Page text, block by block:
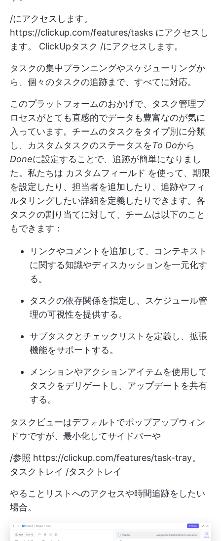
/にアクセスします。
https://clickup.com/features/tasks にアクセスし
ます。 ClickUpタスク /にアクセスします。
タスクの集中プランニングやスケジューリングか
ら、個々のタスクの追跡まで、すべてに対応。
このプラットフォームのおかげで、タスク管理プ
ロセスがとても直感的でデータも豊富なのが気に
入っています。チームのタスクをタイプ別に分類
し、カスタムタスクのステータスをTo Doから
Doneに設定することで、追跡が簡単になりまし
た。私たちは カスタムフィールド を使って、期限
を設定したり、担当者を追加したり、追跡やフィ
ルタリングしたい詳細を定義したりできます。各
タスクの割り当てに対して、チームは以下のこと
もできます：
リンクやコメントを追加して、コンテキスト
に関する知識やディスカッションを一元化す
る。
タスクの依存関係を指定し、スケジュール管
理の可視性を提供する。
サブタスクとチェックリストを定義し、拡張
機能をサポートする。
メンションやアクションアイテムを使用して
タスクをデリゲートし、アップデートを共有
する。
タスクビューはデフォルトでポップアップウィン
ドウですが、最小化してサイドバーや
/参照 https://clickup.com/features/task-tray。
タスクトレイ /タスクトレイ
やることリストへのアクセスや時間追跡をしたい
場合。